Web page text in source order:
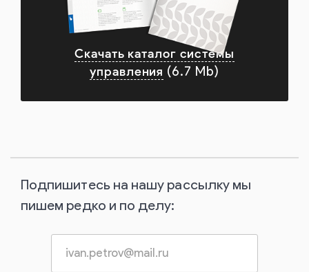
Скачать каталог системы
управления (6.7 Mb)
Подпишитесь на нашу рассылку мы
пишем редко и по делу: